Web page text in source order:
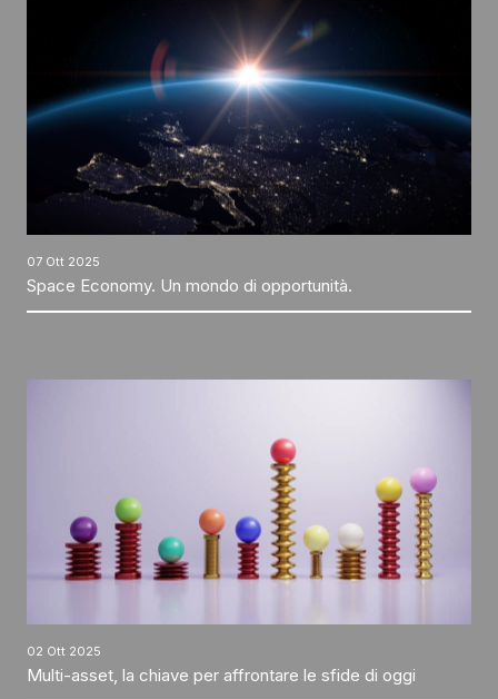
07 Ott 2025
Space Economy. Un mondo di opportunità.
02 Ott 2025
Multi-asset, la chiave per affrontare le sfide di oggi